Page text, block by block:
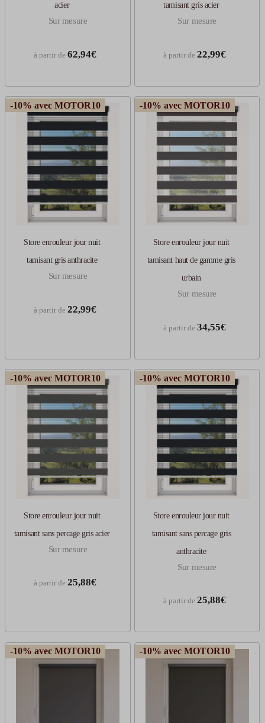
acier
Sur mesure
à partir de 62,94€
tamisant gris acier
Sur mesure
à partir de 22,99€
-10% avec MOTOR10
Store enrouleur jour nuit
tamisant gris anthracite
Sur mesure
à partir de 22,99€
-10% avec MOTOR10
Store enrouleur jour nuit
tamisant haut de gamme gris
urbain
Sur mesure
à partir de 34,55€
-10% avec MOTOR10
Store enrouleur jour nuit
tamisant sans percage gris acier
Sur mesure
à partir de 25,88€
-10% avec MOTOR10
Store enrouleur jour nuit
tamisant sans percage gris
anthracite
Sur mesure
à partir de 25,88€
-10% avec MOTOR10 -10% avec MOTOR10